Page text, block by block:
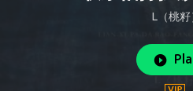
L（桃籽